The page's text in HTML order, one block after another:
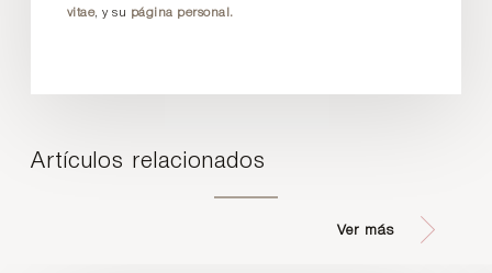
vitae, y su página personal.
Artículos relacionados
Ver más